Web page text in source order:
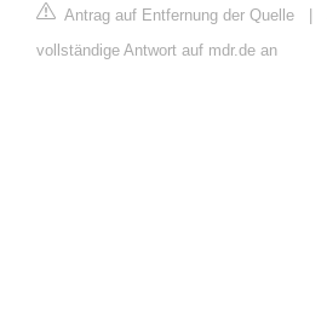
Antrag auf Entfernung der Quelle
vollständige Antwort auf mdr.de an